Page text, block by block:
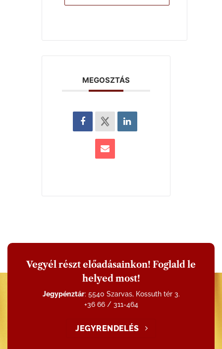
MEGOSZTÁS
Vegyél részt előadásainkon! Foglald le
helyed most!
Jegypénztár: 5540 Szarvas, Kossuth tér 3.
+36 66 / 311-464
JEGYRENDELÉS